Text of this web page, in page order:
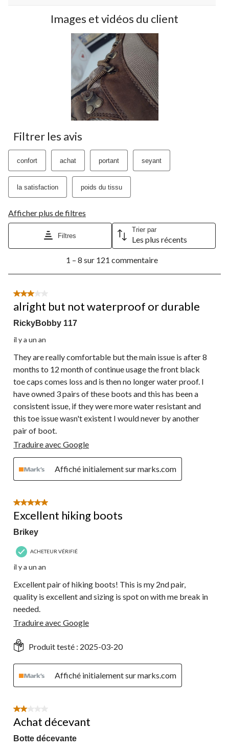
Images et vidéos du client
Filtrer les avis
confort achat portant seyant
la satisfaction poids du tissu
Afficher plus de filtres
Filtres
Trier par
Les plus récents
8
121
commentaire.
1 – 8 sur 121 commentaire
3 étoile(s) sur 5.
alright but not waterproof or durable
RickyBobby 117
il y a un an
They are really comfortable but the main issue is after 8
months to 12 month of continue usage the front black
toe caps comes loss and is then no longer water proof. I
have owned 3 pairs of these boots and this has been a
consistent issue, if they were more water resistant and
this toe issue wasn't existent I would never by another
pair of boot.
Traduire avec Google
Affiché initialement sur marks.com
5 étoile(s) sur 5.
Excellent hiking boots
Brikey
ACHETEUR VÉRIFIÉ
il y a un an
Excellent pair of hiking boots! This is my 2nd pair,
quality is excellent and sizing is spot on with me break in
needed.
Traduire avec Google
Produit testé : 2025-03-20
Affiché initialement sur marks.com
2 étoile(s) sur 5.
Achat décevant
Botte décevante